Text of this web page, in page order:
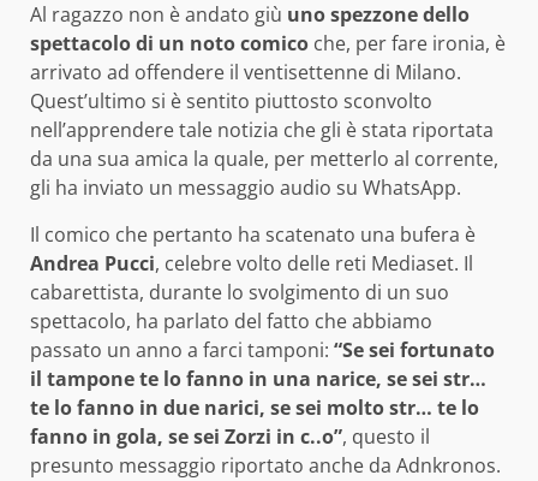
Al ragazzo non è andato giù uno spezzone dello
spettacolo di un noto comico che, per fare ironia, è
arrivato ad offendere il ventisettenne di Milano.
Quest’ultimo si è sentito piuttosto sconvolto
nell’apprendere tale notizia che gli è stata riportata
da una sua amica la quale, per metterlo al corrente,
gli ha inviato un messaggio audio su WhatsApp.
Il comico che pertanto ha scatenato una bufera è
Andrea Pucci, celebre volto delle reti Mediaset. Il
cabarettista, durante lo svolgimento di un suo
spettacolo, ha parlato del fatto che abbiamo
passato un anno a farci tamponi: “Se sei fortunato
il tampone te lo fanno in una narice, se sei str…
te lo fanno in due narici, se sei molto str… te lo
fanno in gola, se sei Zorzi in c..o”, questo il
presunto messaggio riportato anche da Adnkronos.